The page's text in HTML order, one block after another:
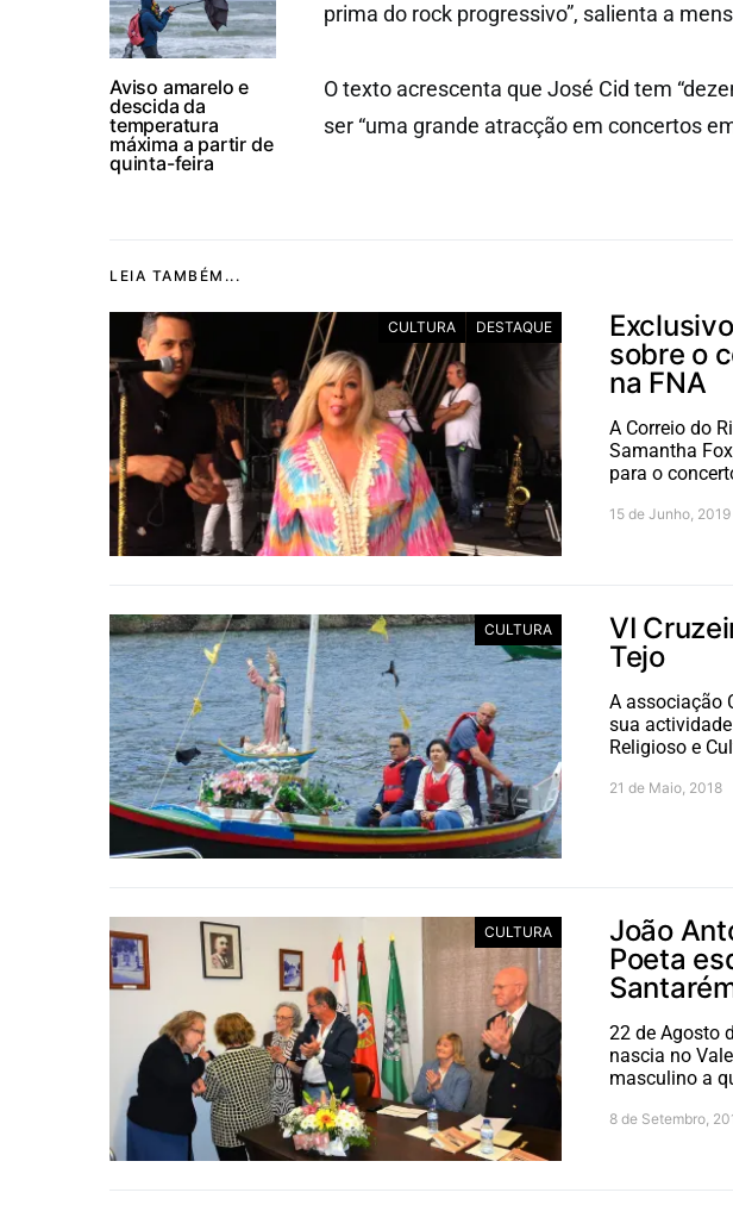
Aviso amarelo e
descida da
temperatura
máxima a partir de
quinta-feira
prima do rock progressivo”, salienta a
O texto acrescenta que José Cid tem
ser “uma grande atracção em concertos
LEIA TAMBÉM...
CULTURA DESTAQUE
sobre o
na FNA
A Correio do
Samantha
para o
15 de Junho, 2019
CULTURA
VI
Tejo
A associação
sua
Religioso e
21 de Maio, 2018
CULTURA
João
Poeta
22 de Agosto
nascia no
masculino a
8 de Setembro,